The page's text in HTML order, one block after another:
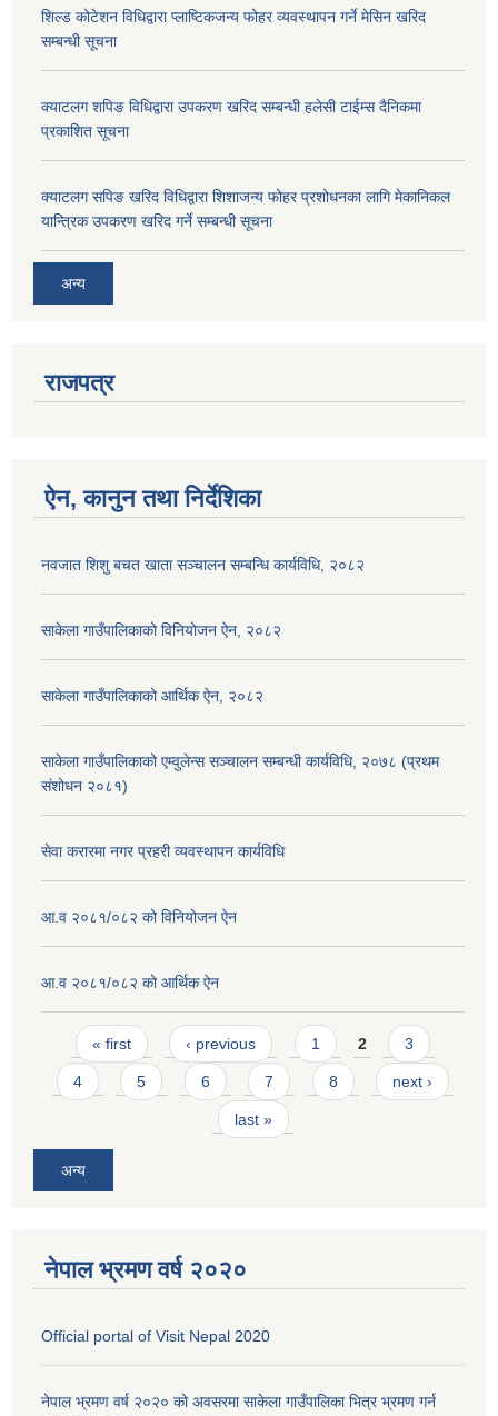
शिल्ड कोटेशन विधिद्वारा प्लाष्टिकजन्य फोहर व्यवस्थापन गर्ने मेसिन खरिद
सम्बन्धी सूचना
क्याटलग शपिङ विधिद्वारा उपकरण खरिद सम्बन्धी हलेसी टाईम्स दैनिकमा
प्रकाशित सूचना
क्याटलग सपिङ खरिद विधिद्वारा शिशाजन्य फोहर प्रशोधनका लागि मेकानिकल
यान्त्रिक उपकरण खरिद गर्ने सम्बन्धी सूचना
अन्य
राजपत्र
ऐन, कानुन तथा निर्देशिका
नवजात शिशु बचत खाता सञ्चालन सम्बन्धि कार्यविधि, २०८२
साकेला गाउँपालिकाको विनियोजन ऐन, २०८२
साकेला गाउँपालिकाको आर्थिक ऐन, २०८२
साकेला गाउँपालिकाको एम्वुलेन्स सञ्चालन सम्बन्धी कार्यविधि, २०७८ (प्रथम
संशोधन २०८१)
सेवा करारमा नगर प्रहरी व्यवस्थापन कार्यविधि
आ.व २०८१/०८२ को विनियोजन ऐन
आ.व २०८१/०८२ को आर्थिक ऐन
Pages
« first ‹ previous 1 2 3
4 5 6 7 8 next ›
last »
अन्य
नेपाल भ्रमण वर्ष २०२०
Official portal of Visit Nepal 2020
नेपाल भ्रमण वर्ष २०२० को अवसरमा साकेला गाउँपालिका भित्र भ्रमण गर्न